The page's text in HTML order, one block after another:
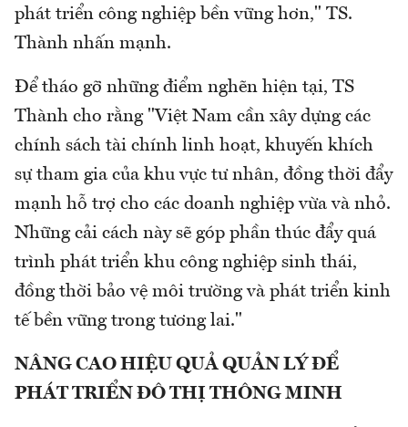
phát triển công nghiệp bền vững hơn," TS.
Thành nhấn mạnh.
Để tháo gỡ những điểm nghẽn hiện tại, TS
Thành cho rằng "Việt Nam cần xây dựng các
chính sách tài chính linh hoạt, khuyến khích
sự tham gia của khu vực tư nhân, đồng thời đẩy
mạnh hỗ trợ cho các doanh nghiệp vừa và nhỏ.
Những cải cách này sẽ góp phần thúc đẩy quá
trình phát triển khu công nghiệp sinh thái,
đồng thời bảo vệ môi trường và phát triển kinh
tế bền vững trong tương lai."
NÂNG CAO HIỆU QUẢ QUẢN LÝ ĐỂ
PHÁT TRIỂN ĐÔ THỊ THÔNG MINH